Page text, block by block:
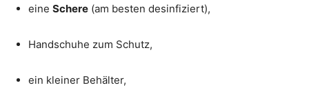
eine Schere (am besten desinfiziert),
Handschuhe zum Schutz,
ein kleiner Behälter,